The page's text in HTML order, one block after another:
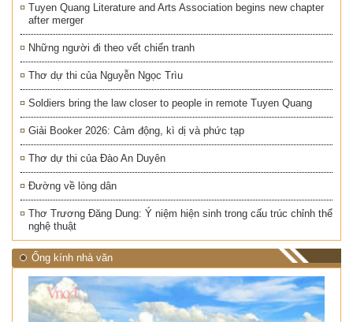
Tuyen Quang Literature and Arts Association begins new chapter
after merger
Những người đi theo vết chiến tranh
Thơ dự thi của Nguyễn Ngọc Trìu
Soldiers bring the law closer to people in remote Tuyen Quang
Giải Booker 2026: Cảm động, kì dị và phức tạp
Thơ dự thi của Đào An Duyên
Đường về lòng dân
Thơ Trương Đăng Dung: Ý niệm hiện sinh trong cấu trúc chỉnh thể
nghệ thuật
Ống kính nhà văn